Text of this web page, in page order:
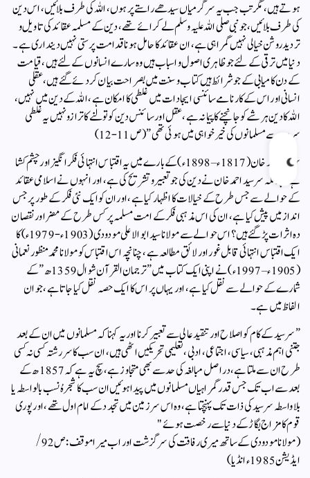
ہوتے ہیں ، مگر تب جب یہ سرگرمیاں سیدھے راستے پر ہوں ، اللہ کی طرف بلائیں ، اس دین
کی طرف بلائیں ،جو نبی صلی اللہ علیہ وسلم لے کر ائے تھے ، دین کے مسلمہ عقائد کی تاویل و
تردید روشن خیالی نہیں گمراہی ہے ، ان عقائد کا حامل ہونا قدامت پرستی نہیں دینداری ہے ۔
دنیا میں ترقی کے لئے جو ظاہری اصول و اسباب ہیں وہ سارے انسانوں کے لئے ہیں ، قیامت
کے دن کامیابی کے جو شرائط ہیں کتاب و سنت میں بصراحت بیان کر دئے گئے ہیں ، عقلی
انسانی اور اس کے کارنامے سائنسی ایجادات میں غلطی کا امکان ہے ، اللہ کے دین میں نہیں ،
اللہ کا دین ہر شے کو جانچنے کا پیمانہ ہے ، عقل اور سائنس دین کو تولنے کا ترازو نہیں یہ غلطی
سرسد سے مسلمانوں کی خیر خواہی میں ہوئی تھی ” ( ص 11-12)
سر سید احمد خان (1817ء – 1898ء) کے بارے میں یہ اقتباس انتہائی فکر انگیز اور چشم کشا
ہے ، چونکہ سر سید احمد خان نے دین کی جو تعبیر و تشریح کی ہے ، اور انہوں نے اسلامی عقائد
کے حوالے سے جس طرح کے خیالات کا اظہار کیا ہے ، اور ان کو ایک نئی فکر کے طور پر جس
انداز میں پیش کیا ہے ، ان کی اس مذہبی فکر کے امت مسلمہ پر کس طرح کے مضر اور نقصان
دہ اثرات پڑ گئے ہیں ؟ اس حوالے سے مولانا سید ابوالاعلی مودودی (1903ء-1979ء) کا
ایک اقتباس انتہائی قابل غور اور لائق مطالعہ ہے ، چنانچہ اس اقتباس کو مولانا محمد منظور نعمانی
( 1905ء – 1997ء) نے اپنی ایک کتاب میں ” ترجمان القرآن شوال 1359ھ ” کے
شمارے کے حوالے سے نقل کیا ہے ، اور یہاں پر اس کا ایک حصہ نقل کیا جاتا ہے ، جو ان
الفاظ میں ہے ۔
” سر سید کے کام کو اصلاح اور تنقید عالی سے تعبیر کرنا اور یہ کہنا کہ مسلمانوں میں ان کے بعد
جتنی اہم مذہبی ، سیاسی ، اجتماعی ، ادبی ، تعلیمی تحریکیں اٹھی ہیں ، ان سب کا سر رشتہ کسی نہ کسی
طرح ان سے ملتا ہے ، در اصل مبالغہ کی حد سے بھی متجاوز ہے ، سچ یہ ہے کہ 1857ھ کے
بعد سے اب تک جس قدر گمراہیاں مسلمانوں میں پیدا ہوئیں ان سب کا شجرہُ نسب بالواسطہ یا
بلا واسطہ سر سید کی ذات تک پہنچتا ہے ، وہ اس سر زمین میں تجدد کے امام اول تھے ، اور پوری
قوم کا مزاج بگاڑ کے دنیا سے رخصت ہوئے "
(مولانا مودودی کے ساتھ میری رفاقت کی سر گزشت اور اب میرا موقف : ص 92 /
ایڈیشن 1985ء انڈیا)